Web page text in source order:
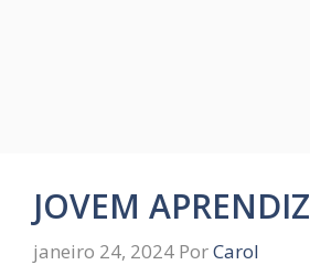
JOVEM APRENDIZ
janeiro 24, 2024 PorCarol